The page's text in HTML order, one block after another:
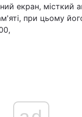
екран, місткий
при цьому